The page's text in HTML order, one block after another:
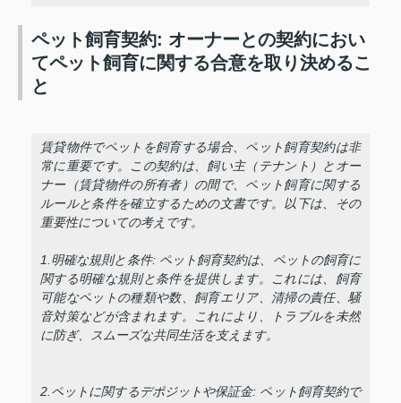
ペット飼育契約: オーナーとの契約におい
てペット飼育に関する合意を取り決めるこ
と
賃貸物件でペットを飼育する場合、ペット飼育契約は非
常に重要です。この契約は、飼い主（テナント）とオー
ナー（賃貸物件の所有者）の間で、ペット飼育に関する
ルールと条件を確立するための文書です。以下は、その
重要性についての考えです。
1.明確な規則と条件: ペット飼育契約は、ペットの飼育に
関する明確な規則と条件を提供します。これには、飼育
可能なペットの種類や数、飼育エリア、清掃の責任、騒
音対策などが含まれます。これにより、トラブルを未然
に防ぎ、スムーズな共同生活を支えます。
2.ペットに関するデポジットや保証金: ペット飼育契約で